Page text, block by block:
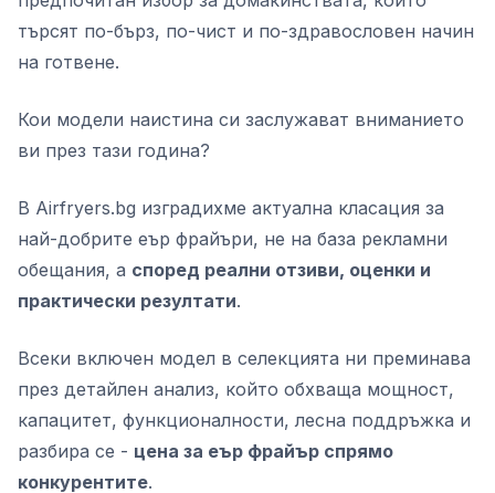
търсят по-бърз, по-чист и по-здравословен начин
на готвене.
Кои модели наистина си заслужават вниманието
ви през тази година?
В Airfryers.bg изградихме актуална класация за
най-добрите еър фрайъри, не на база рекламни
обещания, а според реални отзиви, оценки и
практически резултати.
Всеки включен модел в селекцията ни преминава
през детайлен анализ, който обхваща мощност,
капацитет, функционалности, лесна поддръжка и
разбира се - цена за еър фрайър спрямо
конкурентите.